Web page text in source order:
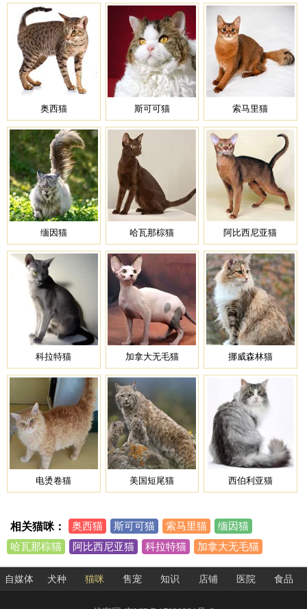
奥西猫 斯可可猫 索马里猫
缅因猫 哈瓦那棕猫 阿比西尼亚猫
科拉特猫 加拿大无毛猫 挪威森林猫
电烫卷猫 美国短尾猫 西伯利亚猫
相关猫咪： 奥西猫 斯可可猫 索马里猫
缅因猫
哈瓦那棕猫
阿比西尼亚猫 科拉特猫
加拿大无毛猫
挪威森林猫
电烫卷猫 美国短尾猫
西伯利亚猫
美国卷耳猫
俄罗斯蓝猫
自媒体 犬种 猫咪 售宠 知识 店铺 医院 食品